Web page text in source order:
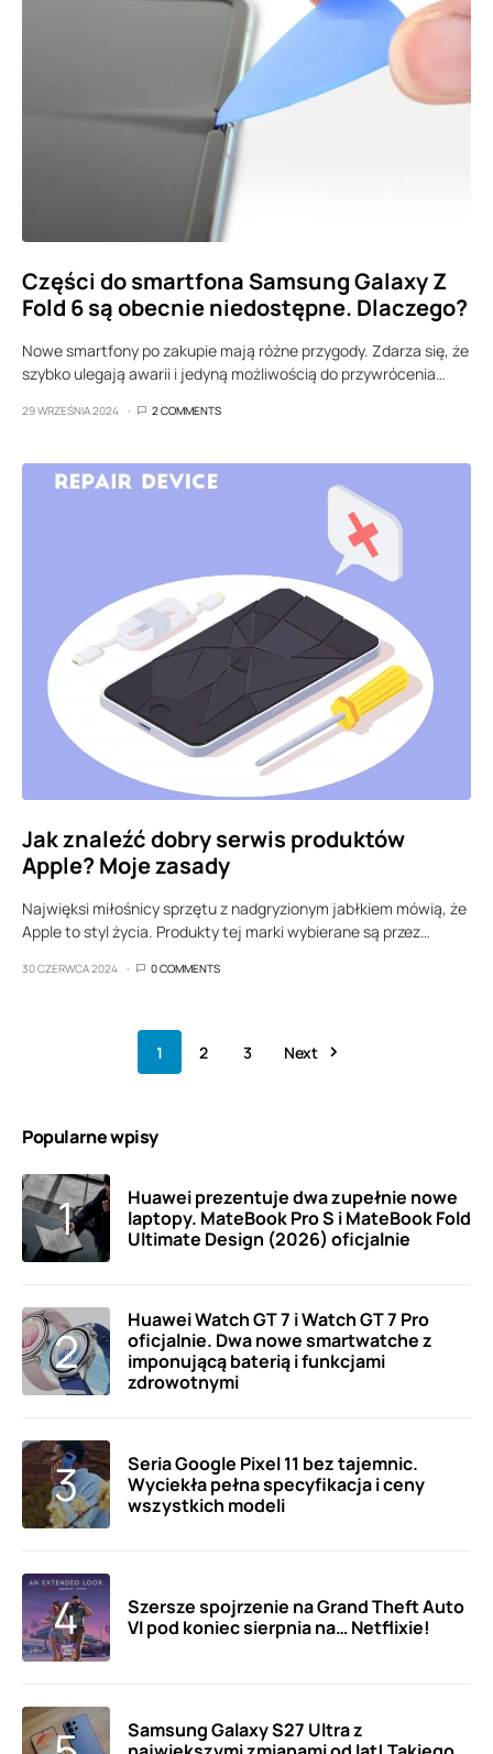
Części do smartfona Samsung Galaxy Z
Fold 6 są obecnie niedostępne. Dlaczego?
Nowe smartfony po zakupie mają różne przygody. Zdarza się, że
szybko ulegają awarii i jedyną możliwością do przywrócenia…
29 WRZEŚNIA 2024 2 COMMENTS
Jak znaleźć dobry serwis produktów
Apple? Moje zasady
Najwięksi miłośnicy sprzętu z nadgryzionym jabłkiem mówią, że
Apple to styl życia. Produkty tej marki wybierane są przez…
30 CZERWCA 2024 0 COMMENTS
1 2 3 Next
Popularne wpisy
Huawei prezentuje dwa zupełnie nowe
laptopy. MateBook Pro S i MateBook Fold
Ultimate Design (2026) oficjalnie
Huawei Watch GT 7 i Watch GT 7 Pro
oficjalnie. Dwa nowe smartwatche z
imponującą baterią i funkcjami
zdrowotnymi
Seria Google Pixel 11 bez tajemnic.
Wyciekła pełna specyfikacja i ceny
wszystkich modeli
Szersze spojrzenie na Grand Theft Auto
VI pod koniec sierpnia na… Netflixie!
Samsung Galaxy S27 Ultra z